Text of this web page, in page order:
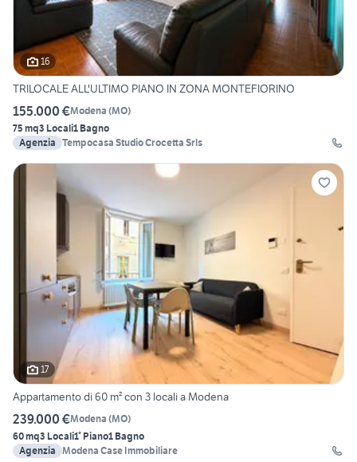
16
TRILOCALE ALL'ULTIMO PIANO IN ZONA MONTEFIORINO
155.000 €Modena (MO)
75 mq3 Locali1 Bagno
Agenzia Tempocasa Studio Crocetta Srls
17
Appartamento di 60 m² con 3 locali a Modena
239.000 €Modena (MO)
60 mq3 Locali1° Piano1 Bagno
Agenzia Modena Case Immobiliare